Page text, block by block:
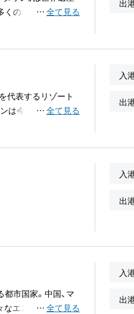
くのコロニアル様式
きませんので、
… 全て見る
出
代表するリゾート
は今も中国・ポルト
… 全て見る
入
出
入
出
市国家。中国、マ
なエスニック料理を
… 全て見る
入
出